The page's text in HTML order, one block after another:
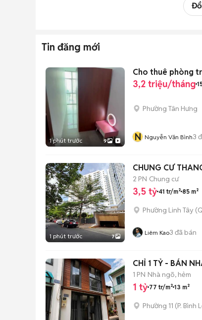
Tin đăng mới
1 phút trước 9
Cho thuê phòng
3,2 triệu/tháng
Phường Tân Hưng
N Nguyễn Văn Bình3
1 phút trước 7
CHUNG CƯ
2 PN Chung cư
3,5 tỷ 41 tr/m² 85 m²
Phường Linh Tây
Liêm Kao3 đã bán
1 PN Nhà ngõ, hẻm
1 tỷ 77 tr/m² 13 m²
Phường 11 (P. Bình